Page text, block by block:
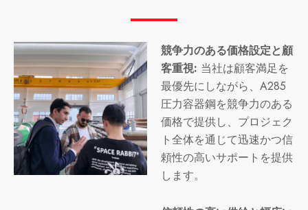
競争力のある価格設定と顧
客重視: 当社は顧客満足を
最優先にしながら、A285
圧力容器鋼を競争力のある
価格で提供し、プロジェク
ト全体を通じて迅速かつ信
頼性の高いサポートを提供
します。